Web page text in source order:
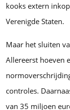
kooks extern
Verenigde Staten.
Maar het sluiten
Allereerst hoeven
controles.
van 35 miljoen